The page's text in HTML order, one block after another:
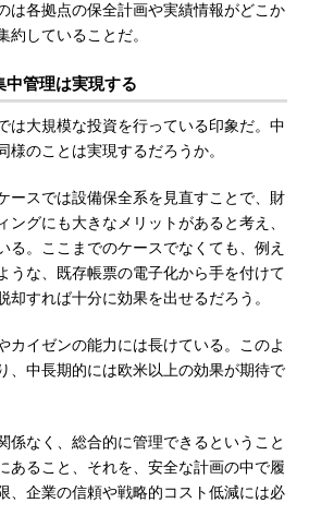
は各拠点の保全計画や実績情報がどこか
約していることだ。
管理は実現する
大規模な投資を行っている印象だ。中
様のことは実現するだろうか。
ースでは設備保全系を見直すことで、財
ングにも大きなメリットがあると考え、
る。ここまでのケースでなくても、例え
うな、既存帳票の電子化から手を付けて
却すれば十分に効果を出せるだろう。
イゼンの能力には長けている。このよ
、中長期的には欧米以上の効果が期待で
なく、総合的に管理できるということ
あること、それを、安全な計画の中で履
、企業の信頼や戦略的コスト低減には必